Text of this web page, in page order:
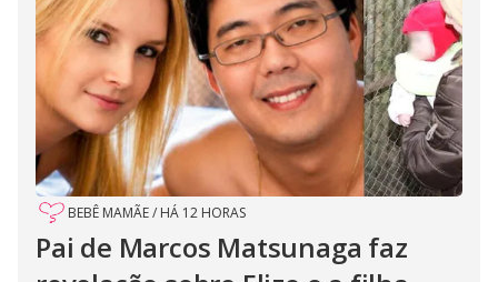
BEBÊ MAMÃE/ HÁ 12 HORAS
Pai de Marcos Matsunaga faz